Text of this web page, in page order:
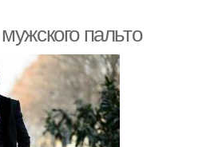
пальто